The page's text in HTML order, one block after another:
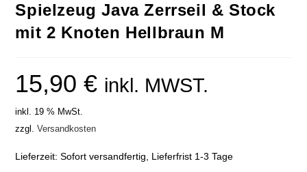
Spielzeug Java Zerrseil & Stock
mit 2 Knoten Hellbraun M
15,90€ inkl. MWST.
inkl. 19 % MwSt.
zzgl.Versandkosten
Lieferzeit:Sofort versandfertig, Lieferfrist 1-3 Tage